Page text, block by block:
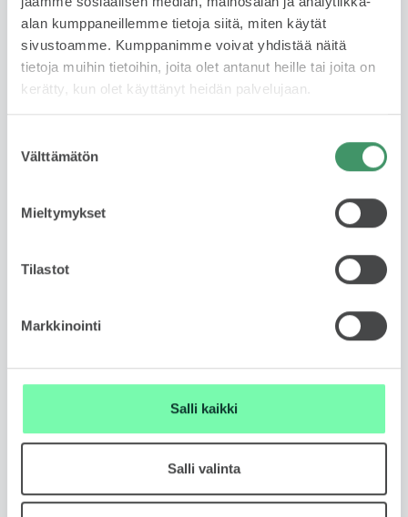
alan kumppaneillemme tietoja siitä, miten käytät
sivustoamme. Kumppanimme voivat yhdistää näitä
tietoja muihin tietoihin, joita olet antanut heille tai joita on
kerätty, kun olet käyttänyt heidän palvelujaan.
valinta
Välttämätön
Mieltymykset
Tilastot
Markkinointi
Salli kaikki
Salli valinta
laadukkaalla autolla ilman omistamiseen liittyviä
riskejä tai sitoutumista pitkäksi aikaa. Sopimuskausi
1-3 vuotta ja kilometrimäärä 10 tkm, 15 tkm tai 20
tkm/ vuosi. Leasing tarjoaa huolettoman tavan
autoilla – maksat vain käytöstä, et omistuksesta.
Rahoituslaskuri
Jätä yhteydenottopyyntö